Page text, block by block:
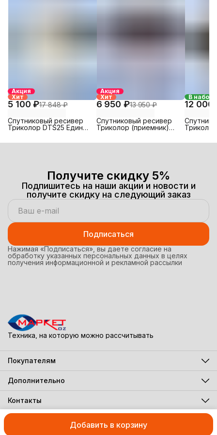
Добавить в корзину
Акция
Хит
5 100 ₽17 848 ₽
Спутниковый ресивер
Триколор DTS25 Единый
Акция
Хит
6 950 ₽13 950 ₽
Спутниковый ресивер
Триколор (приемник)
Единый ULTRA HD
В
12 000
Получите скидку 5%
Подпишитесь на наши акции и новости и
получите скидку на следующий заказ
Подписаться
Нажимая «Подписаться», вы даете согласие на
обработку указанных персональных данных в целях
получения информационной и рекламной рассылки
Техника, на которую можно рассчитывать
Покупателям
Бестселлеры
Дополнительно
Программа лояльности
Подарочная карта
Контакты
Адрес
© Маркет-OZ 2026ОплатаДоставкаПравила возврата